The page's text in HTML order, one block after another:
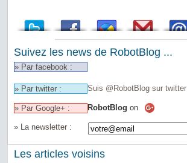
Suivez les news de RobotBlog ...
» Par facebook :
» Par twitter : Suis @RobotBlog sur twitter
» Par Google+ : RobotBlog on
» La newsletter :
Les articles voisins